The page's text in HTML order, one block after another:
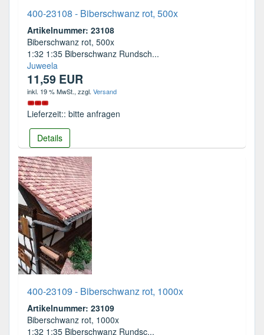
400-23108 - Biberschwanz rot, 500x
Artikelnummer: 23108
Biberschwanz rot, 500x
1:32 1:35 Biberschwanz Rundsch...
Juweela
11,59 EUR
inkl. 19 % MwSt., zzgl. Versand
Lieferzeit:: bitte anfragen
Details
400-23109 - Biberschwanz rot, 1000x
Artikelnummer: 23109
Biberschwanz rot, 1000x
1:32 1:35 Biberschwanz Rundsc...